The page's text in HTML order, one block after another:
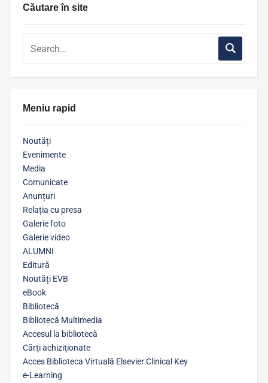
Căutare în site
Meniu rapid
Noutăți
Evenimente
Media
Comunicate
Anunțuri
Relația cu presa
Galerie foto
Galerie video
ALUMNI
Editură
Noutăți EVB
eBook
Bibliotecă
Bibliotecă Multimedia
Accesul la bibliotecă
Cărţi achiziţionate
Acces Biblioteca Virtuală Elsevier Clinical Key
e-Learning